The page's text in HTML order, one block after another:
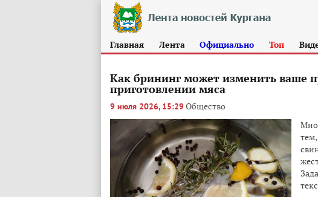
Главная Лента Официально Топ
Как брининг может изменить ваше
приготовлении мяса
9 июля 2026, 15:29Общество